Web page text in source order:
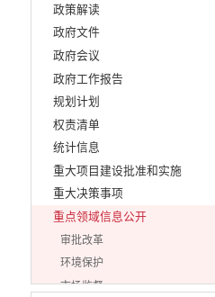
政策解读
政府文件
政府会议
政府工作报告
规划计划
权责清单
统计信息
重大项目建设批准和实施
重大决策事项
重点领域信息公开
审批改革
环境保护
市场监督